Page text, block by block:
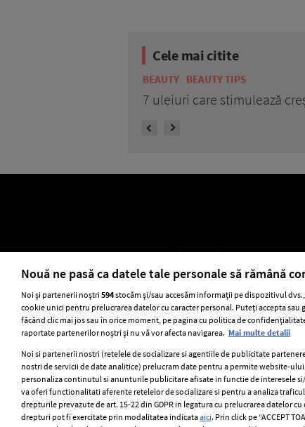
Cele mai citite
BEAUTY BEAUTY TIPS
7 uleiuri care stimulează
ELLE Style Awards 2024 Despre
Stiri GSP
Nouă ne pasă ca datele tale personale să rămână
Noi și partenerii noștri 594stocăm și/sau accesăm informații pe dispozitivul
cookie unici pentru prelucrarea datelor cu caracter personal. Puteți accepta sau
făcând clic mai jos sau în orice moment, pe pagina cu politica de
raportate partenerilor noștri și nu vă vor afecta navigarea. Mai multe detalii
Noi si partenerii nostri (retelele de socializare si agentiile de publicitate
nostri de servicii de date analitice) prelucram date pentru a permite website-
personaliza continutul si anunturile publicitare afisate in functie de interesele
va oferi functionalitati aferente retelelor de socializare si pentru a analiza
drepturile prevazute de art. 15-22 din GDPR in legatura cu prelucrarea datelor cu
drepturi pot fi exercitate prin modalitatea indicataaici. Prin click pe “ACCEPT